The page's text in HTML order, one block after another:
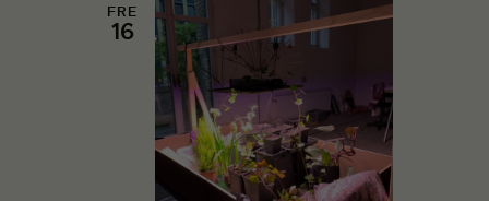
FRE
16